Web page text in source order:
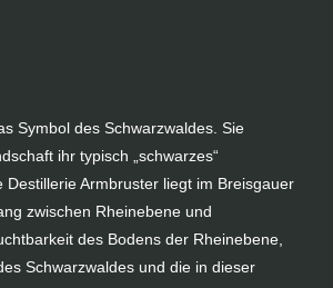
Symbol des Schwarzwaldes. Sie
ihr typisch „schwarzes“
Destillerie Armbruster liegt im Breisgauer
zwischen Rheinebene und
des Bodens der Rheinebene,
Schwarzwaldes und die in dieser